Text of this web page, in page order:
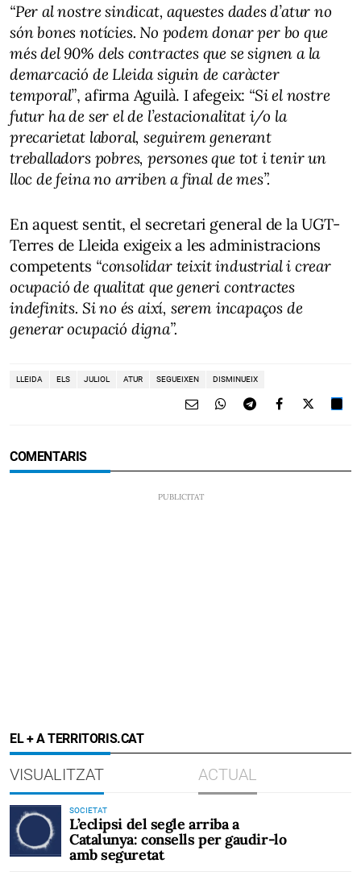
“Per al nostre sindicat, aquestes dades d’atur no
són bones notícies. No podem donar per bo que
més del 90% dels contractes que se signen a la
demarcació de Lleida siguin de caràcter
temporal”, afirma Aguilà. I afegeix: “Si el nostre
futur ha de ser el de l’estacionalitat i/o la
precarietat laboral, seguirem generant
treballadors pobres, persones que tot i tenir un
lloc de feina no arriben a final de mes”.
En aquest sentit, el secretari general de la UGT-
Terres de Lleida exigeix a les administracions
competents “consolidar teixit industrial i crear
ocupació de qualitat que generi contractes
indefinits. Si no és així, serem incapaços de
generar ocupació digna”.
LLEIDA ELS JULIOL ATUR SEGUEIXEN DISMINUEIX
COMENTARIS
EL + A TERRITORIS.CAT
VISUALITZAT ACTUAL
SOCIETAT
L’eclipsi del segle arriba a
Catalunya: consells per gaudir-lo
amb seguretat